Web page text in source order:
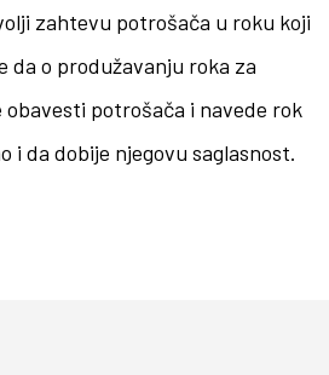
zahtevu potrošača u roku koji
da o produžavanju roka za
obavesti potrošača i navede rok
i da dobije njegovu saglasnost.